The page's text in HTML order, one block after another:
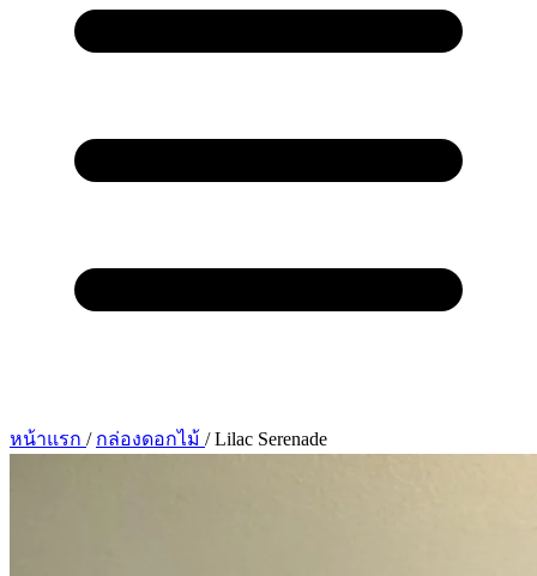
หน้าแรก / กล่องดอกไม้ / Lilac Serenade